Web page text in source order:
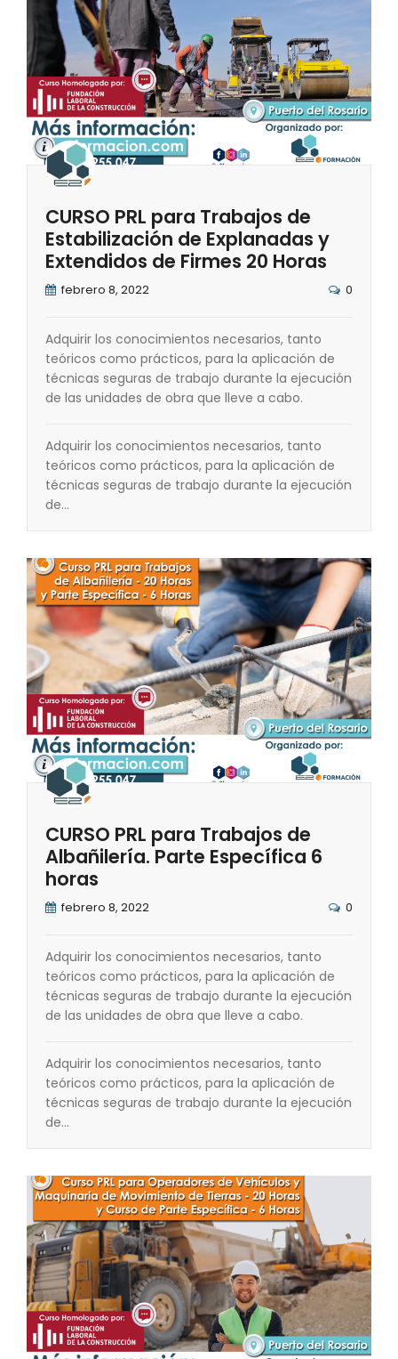
CURSO PRL para Trabajos de
Estabilización de Explanadas y
Extendidos de Firmes 20 Horas
febrero 8, 2022 0
Adquirir los conocimientos necesarios, tanto
teóricos como prácticos, para la aplicación de
técnicas seguras de trabajo durante la ejecución
de las unidades de obra que lleve a cabo.
Adquirir los conocimientos necesarios, tanto
teóricos como prácticos, para la aplicación de
técnicas seguras de trabajo durante la ejecución
de…
CURSO PRL para Trabajos de
Albañilería. Parte Específica 6
horas
febrero 8, 2022 0
Adquirir los conocimientos necesarios, tanto
teóricos como prácticos, para la aplicación de
técnicas seguras de trabajo durante la ejecución
de las unidades de obra que lleve a cabo.
Adquirir los conocimientos necesarios, tanto
teóricos como prácticos, para la aplicación de
técnicas seguras de trabajo durante la ejecución
de…